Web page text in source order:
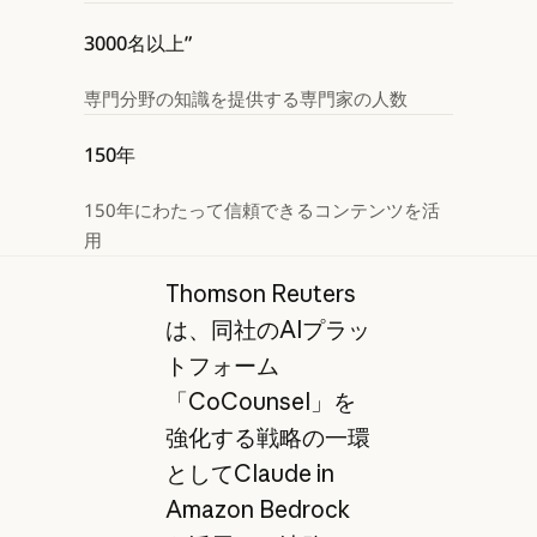
3000名以上”
専門分野の知識を提供する専門家の人数
150年
150年にわたって信頼できるコンテンツを活
用
Thomson Reuters
は、同社のAIプラッ
トフォーム
「CoCounsel」を
強化する戦略の一環
としてClaude in
Amazon Bedrock